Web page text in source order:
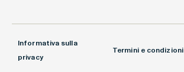
Informativa sulla
privacy
Termini e condizioni